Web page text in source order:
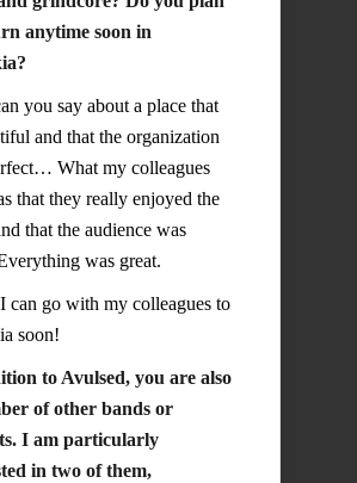
anytime soon in
you say about a place that
and that the organization
What my colleagues
that they really enjoyed the
that the audience was
was great.
can go with my colleagues to
soon!
to Avulsed, you are also
of other bands or
I am particularly
in two of them,